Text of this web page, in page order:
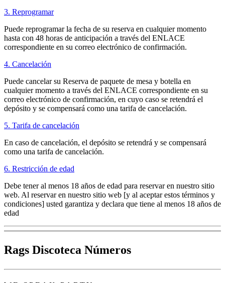
3. Reprogramar
Puede reprogramar la fecha de su reserva en cualquier momento
hasta con 48 horas de anticipación a través del ENLACE
correspondiente en su correo electrónico de confirmación.
4. Cancelación
Puede cancelar su Reserva de paquete de mesa y botella en
cualquier momento a través del ENLACE correspondiente en su
correo electrónico de confirmación, en cuyo caso se retendrá el
depósito y se compensará como una tarifa de cancelación.
5. Tarifa de cancelación
En caso de cancelación, el depósito se retendrá y se compensará
como una tarifa de cancelación.
6. Restricción de edad
Debe tener al menos 18 años de edad para reservar en nuestro sitio
web. Al reservar en nuestro sitio web [y al aceptar estos términos y
condiciones] usted garantiza y declara que tiene al menos 18 años de
edad
Rags Discoteca Números